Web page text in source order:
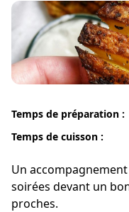
Temps de préparation :
Temps de cuisson :
Un
soirées devant un
proches.